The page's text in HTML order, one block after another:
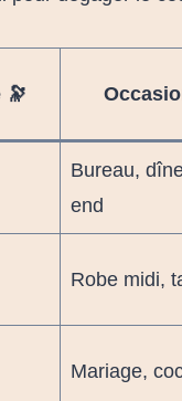
🔭
Bureau,
end
Robe midi,
Mariage,